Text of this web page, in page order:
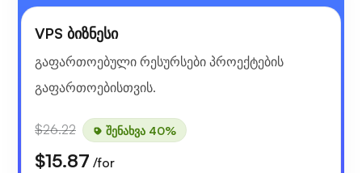
VPS ბიზნესი
გაფართოებული რესურსები პროექტების
გაფართოებისთვის.
$26.22 შენახვა 40%
$15.87 /for